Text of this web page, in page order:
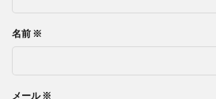
名前 ※
メール※